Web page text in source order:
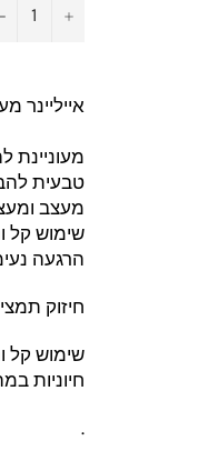
+
אייליינר
מעוניינת
טבעית
מעצב
שימוש קל
הרגעה
חיזוק
שימוש קל
חיוניות
.